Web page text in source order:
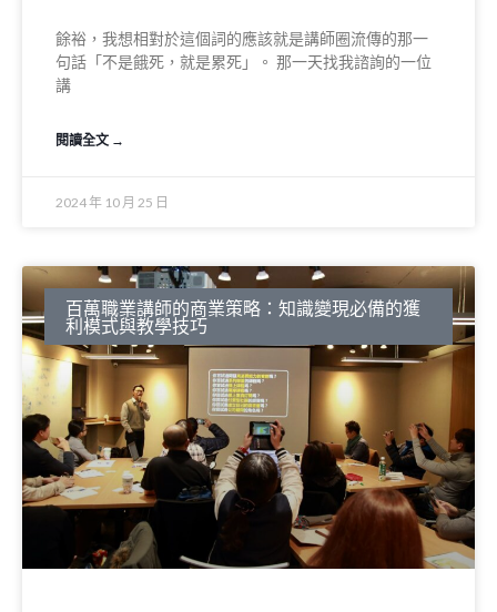
餘裕，我想相對於這個詞的應該就是講師圈流傳的那一
句話「不是餓死，就是累死」。 那一天找我諮詢的一位
講
閱讀全文 →
2024 年 10 月 25 日
百萬職業講師的商業策略：知識變現必備的獲
利模式與教學技巧